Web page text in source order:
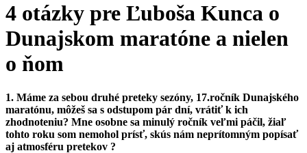
4 otázky pre Ľuboša Kunca o
Dunajskom maratóne a nielen
o ňom
1. Máme za sebou druhé preteky sezóny, 17.ročník Dunajského
maratónu, môžeš sa s odstupom pár dní, vrátiť k ich
zhodnoteniu? Mne osobne sa minulý ročník veľmi páčil, žiaľ
tohto roku som nemohol prísť, skús nám neprítomným popísať
aj atmosféru pretekov ?